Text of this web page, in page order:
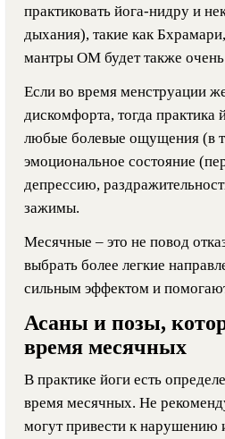
практиковать йога-нидру и
дыхания), такие как
мантры ОМ будет также очень
Если во время менструации
дискомфорта, тогда практика
любые болевые ощущения (в
эмоциональное состояние
депрессию,
зажимы.
Месячные – это не повод
выбрать более легкие
сильным эффектом и
Асаны и позы,
время месячных
В практике йоги есть
время месячных. Не
могут привести к нарушению